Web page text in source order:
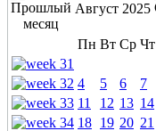
Август 2025
Пн Вт Ср Чт
4
5 6 7
11
12 13 14
18 19 20 21